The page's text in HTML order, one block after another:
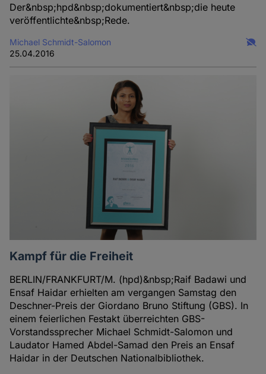
Der&nbsp;hpd&nbsp;dokumentiert&nbsp;die heute
veröffentlichte&nbsp;Rede.
Michael Schmidt-Salomon
25.04.2016
Kampf für die Freiheit
BERLIN/FRANKFURT/M. (hpd)&nbsp;Raif Badawi und
Ensaf Haidar erhielten am vergangen Samstag den
Deschner-Preis der Giordano Bruno Stiftung (GBS). In
einem feierlichen Festakt überreichten GBS-
Vorstandssprecher Michael Schmidt-Salomon und
Laudator Hamed Abdel-Samad den Preis an Ensaf
Haidar in der Deutschen Nationalbibliothek.